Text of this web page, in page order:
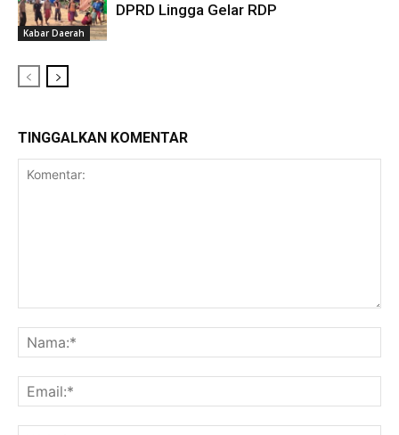
Kabar Daerah
DPRD Lingga Gelar RDP
TINGGALKAN KOMENTAR